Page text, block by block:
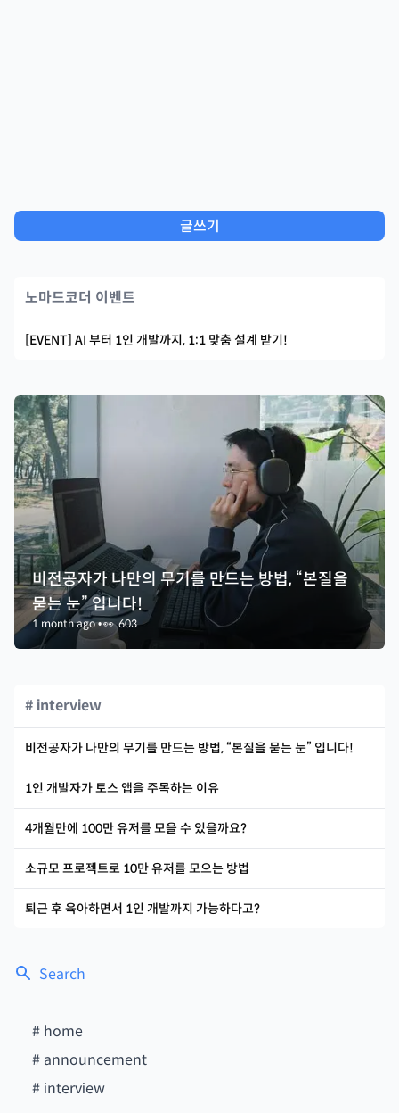
Search
# home
# announcement
# interview
글쓰기
노마드코더 이벤트
[EVENT] AI 부터 1인 개발까지, 1:1 맞춤 설계 받기!
비전공자가 나만의 무기를 만드는 방법, “본질을
묻는 눈” 입니다!
1 month ago•👀603
# interview
비전공자가 나만의 무기를 만드는 방법, “본질을 묻는 눈” 입니다!
1인 개발자가 토스 앱을 주목하는 이유
4개월만에 100만 유저를 모을 수 있을까요?
소규모 프로젝트로 10만 유저를 모으는 방법
퇴근 후 육아하면서 1인 개발까지 가능하다고?